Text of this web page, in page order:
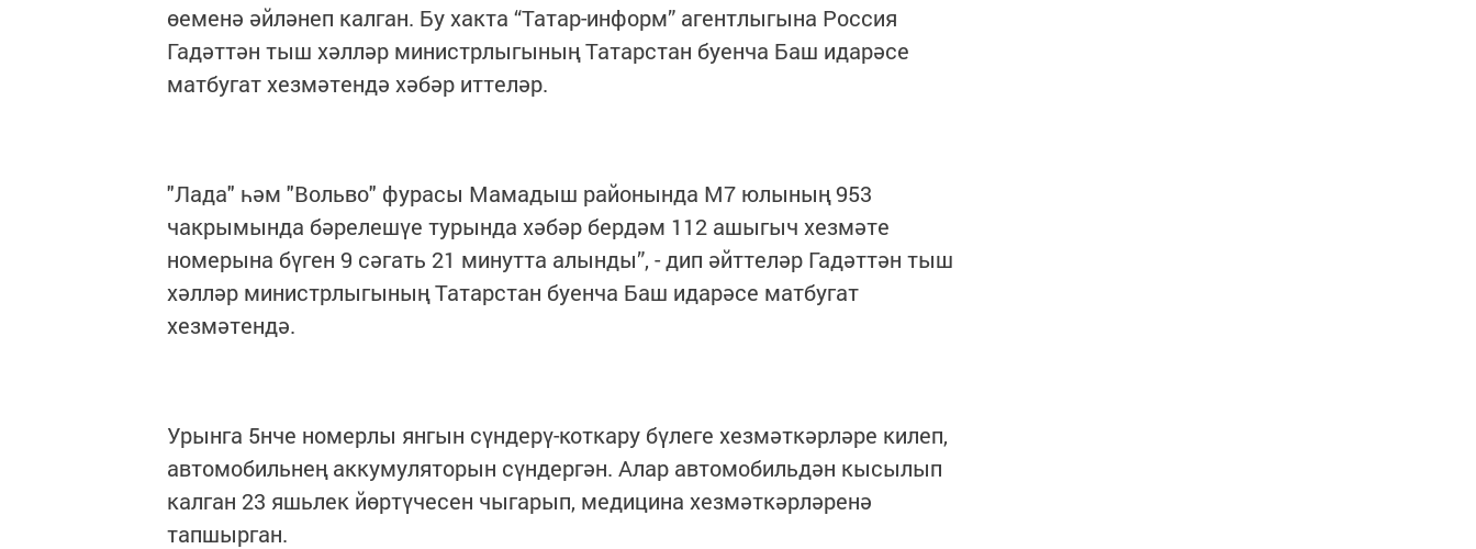
өеменә әйләнеп калган. Бу хакта “Татар-информ” агентлыгына Россия
Гадәттән тыш хәлләр министрлыгының Татарстан буенча Баш идарәсе
матбугат хезмәтендә хәбәр иттеләр.
"Лада" һәм "Вольво" фурасы Мамадыш районында М7 юлының 953
чакрымында бәрелешүе турында хәбәр бердәм 112 ашыгыч хезмәте
номерына бүген 9 сәгать 21 минутта алынды”, - дип әйттеләр Гадәттән тыш
хәлләр министрлыгының Татарстан буенча Баш идарәсе матбугат
хезмәтендә.
Урынга 5нче номерлы янгын сүндерү-коткару бүлеге хезмәткәрләре килеп,
автомобильнең аккумуляторын сүндергән. Алар автомобильдән кысылып
калган 23 яшьлек йөртүчесен чыгарып, медицина хезмәткәрләренә
тапшырган.